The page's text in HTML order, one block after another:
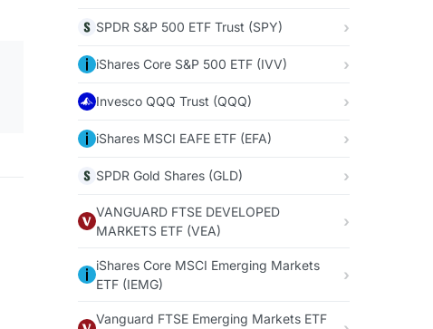
SPDR S&P 500 ETF Trust (SPY)
iShares Core S&P 500 ETF (IVV)
Invesco QQQ Trust (QQQ)
iShares MSCI EAFE ETF (EFA)
SPDR Gold Shares (GLD)
VANGUARD FTSE DEVELOPED
MARKETS ETF (VEA)
iShares Core MSCI Emerging Markets
ETF (IEMG)
Vanguard FTSE Emerging Markets ETF